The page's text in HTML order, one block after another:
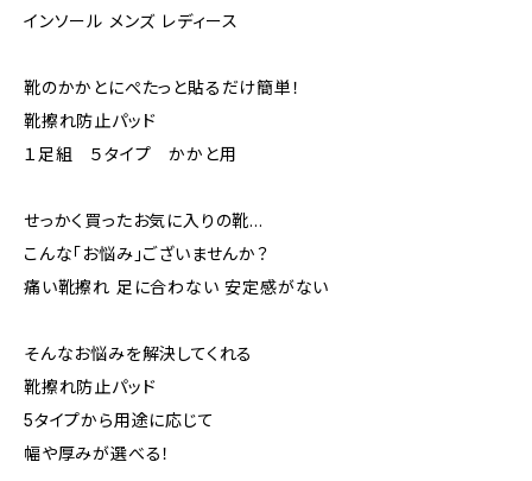
インソール メンズ レディース
靴のかかとにぺたっと貼るだけ簡単！
靴擦れ防止パッド
１足組 ５タイプ かかと用
せっかく買ったお気に入りの靴...
こんな「お悩み」ございませんか？
痛い靴擦れ 足に合わない 安定感がない
そんなお悩みを解決してくれる
靴擦れ防止パッド
5タイプから用途に応じて
幅や厚みが選べる！